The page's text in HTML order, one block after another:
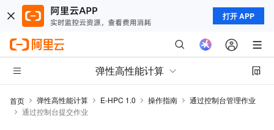
打开 APP
弹性高性能计算
首页 弹性高性能计算 E-HPC 1.0 操作指南
通过控制台管理作业
通过控制台提交作业